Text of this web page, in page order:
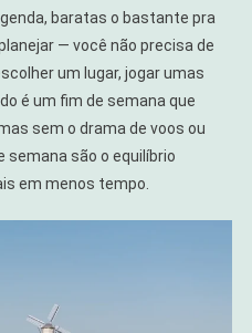
baratas o bastante pra
— você não precisa de
um lugar, jogar umas
é um fim de semana que
sem o drama de voos ou
semana são o equilíbrio
em menos tempo.